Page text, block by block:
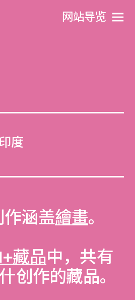
网站导览
度
涵盖繪畫。
藏品中，共有
创作的藏品。